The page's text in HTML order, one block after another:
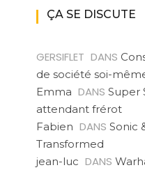
ÇA SE DISCUTE
GERSIFLET DANS
de société soi-
Emma DANS Super
attendant frérot
Fabien DANS Sonic
Transformed
jean-luc DANS